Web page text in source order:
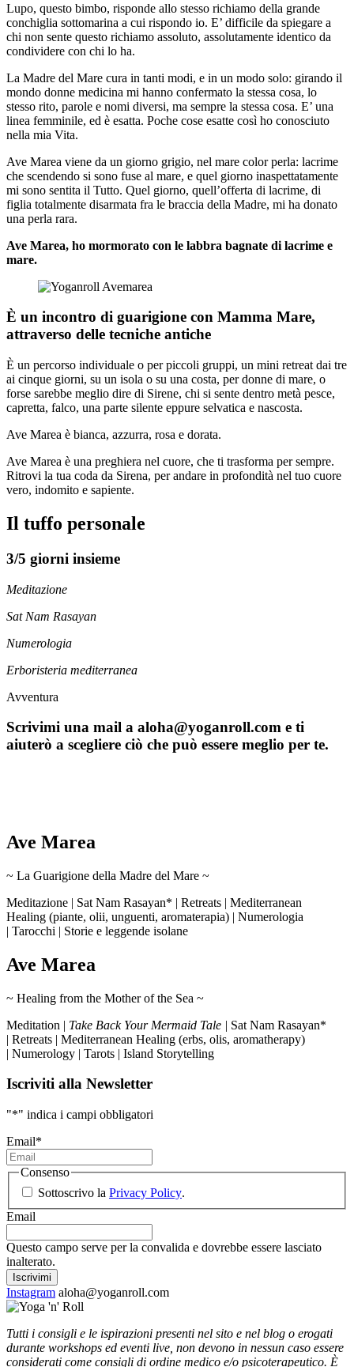
Lupo, questo bimbo, risponde allo stesso richiamo della grande
conchiglia sottomarina a cui rispondo io. E’ difficile da spiegare a
chi non sente questo richiamo assoluto, assolutamente identico da
condividere con chi lo ha.
La Madre del Mare cura in tanti modi, e in un modo solo: girando il
mondo donne medicina mi hanno confermato la stessa cosa, lo
stesso rito, parole e nomi diversi, ma sempre la stessa cosa. E’ una
linea femminile, ed è esatta. Poche cose esatte così ho conosciuto
nella mia Vita.
Ave Marea viene da un giorno grigio, nel mare color perla: lacrime
che scendendo si sono fuse al mare, e quel giorno inaspettatamente
mi sono sentita il Tutto. Quel giorno, quell’offerta di lacrime, di
figlia totalmente disarmata fra le braccia della Madre, mi ha donato
una perla rara.
Ave Marea, ho mormorato con le labbra bagnate di lacrime e
mare.
È un incontro di guarigione con Mamma Mare,
attraverso delle tecniche antiche
È un percorso individuale o per piccoli gruppi, un mini retreat dai tre
ai cinque giorni, su un isola o su una costa, per donne di mare, o
forse sarebbe meglio dire di Sirene, chi si sente dentro metà pesce,
capretta, falco, una parte silente eppure selvatica e nascosta.
Ave Marea è bianca, azzurra, rosa e dorata.
Ave Marea è una preghiera nel cuore, che ti trasforma per sempre.
Ritrovi la tua coda da Sirena, per andare in profondità nel tuo cuore
vero, indomito e sapiente.
Il tuffo personale
3/5 giorni insieme
Meditazione
Sat Nam Rasayan
Numerologia
Erboristeria mediterranea
Avventura
Scrivimi una mail a aloha@yoganroll.com e ti
aiuterò a scegliere ciò che può essere meglio per te.
Ave Marea
~ La Guarigione della Madre del Mare ~
Meditazione | Sat Nam Rasayan* | Retreats | Mediterranean
Healing (piante, olii, unguenti, aromaterapia) | Numerologia
| Tarocchi | Storie e leggende isolane
Ave Marea
~ Healing from the Mother of the Sea ~
Meditation | Take Back Your Mermaid Tale | Sat Nam Rasayan*
| Retreats | Mediterranean Healing (erbs, olis, aromatherapy)
| Numerology | Tarots | Island Storytelling
Iscriviti alla Newsletter
"*" indica i campi obbligatori
Email*
Consenso
Sottoscrivo la Privacy Policy.
Email
Questo campo serve per la convalida e dovrebbe essere lasciato
inalterato.
Instagram aloha@yoganroll.com
Tutti i consigli e le ispirazioni presenti nel sito e nel blog o erogati
durante workshops ed eventi live, non devono in nessun caso essere
considerati come consigli di ordine medico e/o psicoterapeutico. È